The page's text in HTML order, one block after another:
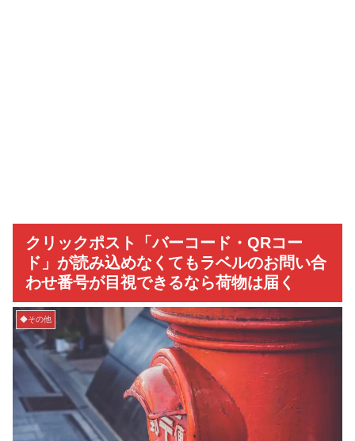
クリックポスト「バーコード・QRコー
ド」が読み込めなくてもラベルのお問い合
わせ番号が目視できるなら荷物は届く
◆その他